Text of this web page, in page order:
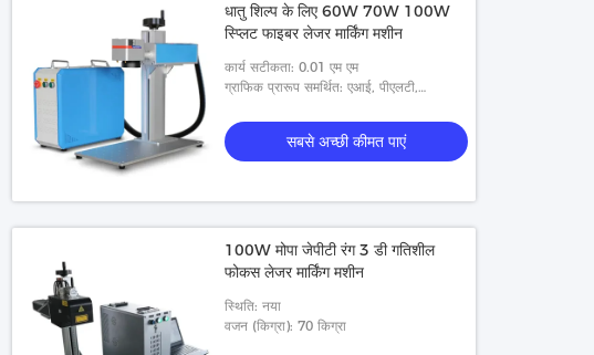
धातु शिल्प के लिए 60W 70W 100W
स्प्लिट फाइबर लेजर मार्किंग मशीन
कार्य सटीकता: 0.01 एम एम
ग्राफिक प्रारूप समर्थित: एआई, पीएलटी,
डीएक्सपी
सबसे अच्छी कीमत पाएं
100W मोपा जेपीटी रंग 3 डी गतिशील
फोकस लेजर मार्किंग मशीन
स्थिति: नया
वजन (किग्रा): 70 किग्रा